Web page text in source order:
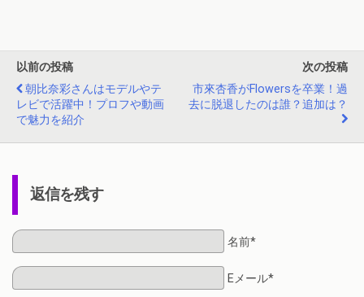
以前の投稿
朝比奈彩さんはモデルやテ
レビで活躍中！プロフや動画
で魅力を紹介
次の投稿
市來杏香がFlowersを卒業！過
去に脱退したのは誰？追加は？
返信を残す
名前*
Eメール*